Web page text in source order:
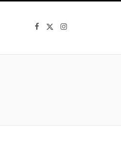
b
i
I
a